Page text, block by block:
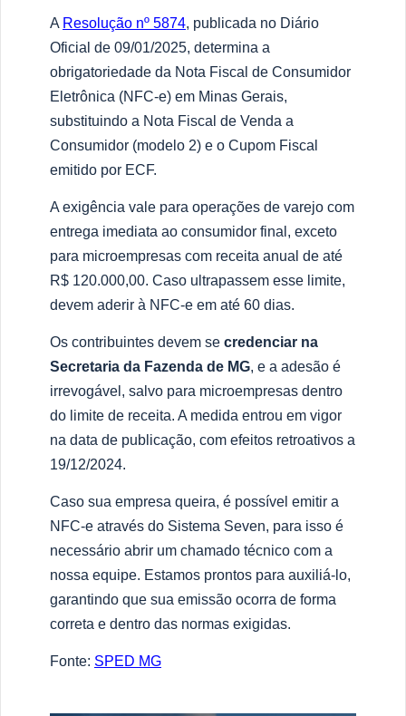
A Resolução nº 5874, publicada no Diário
Oficial de 09/01/2025, determina a
obrigatoriedade da Nota Fiscal de Consumidor
Eletrônica (NFC-e) em Minas Gerais,
substituindo a Nota Fiscal de Venda a
Consumidor (modelo 2) e o Cupom Fiscal
emitido por ECF.
A exigência vale para operações de varejo com
entrega imediata ao consumidor final, exceto
para microempresas com receita anual de até
R$ 120.000,00. Caso ultrapassem esse limite,
devem aderir à NFC-e em até 60 dias.
Os contribuintes devem se credenciar na
Secretaria da Fazenda de MG, e a adesão é
irrevogável, salvo para microempresas dentro
do limite de receita. A medida entrou em vigor
na data de publicação, com efeitos retroativos a
19/12/2024.
Caso sua empresa queira, é possível emitir a
NFC-e através do Sistema Seven, para isso é
necessário abrir um chamado técnico com a
nossa equipe. Estamos prontos para auxiliá-lo,
garantindo que sua emissão ocorra de forma
correta e dentro das normas exigidas.
Fonte: SPED MG